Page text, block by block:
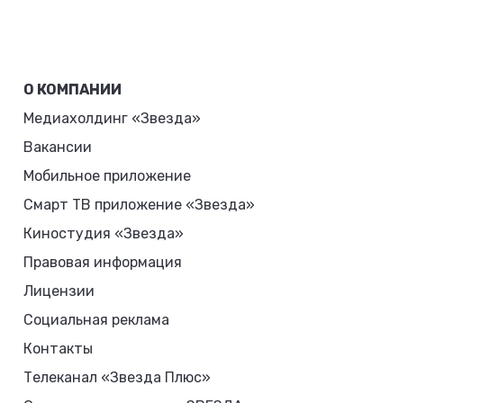
О КОМПАНИИ
Медиахолдинг «Звезда»
Вакансии
Мобильное приложение
Смарт ТВ приложение «Звезда»
Киностудия «Звезда»
Правовая информация
Лицензии
Социальная реклама
Контакты
Телеканал «Звезда Плюс»